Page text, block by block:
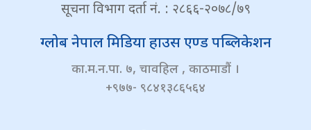
सूचना विभाग दर्ता नं. : २८६६-२०७८/७९
ग्लोब नेपाल मिडिया हाउस एण्ड पब्लिकेशन
का.म.न.पा. ७, चावहिल , काठमाडौं ।
+९७७- ९८४१३८६५६४